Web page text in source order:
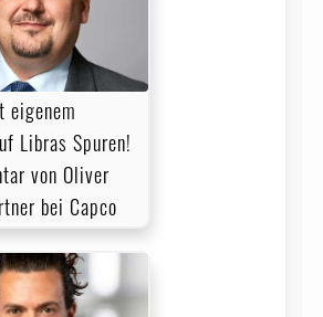
eigenem
Libras Spuren!
von Oliver
bei Cap­co